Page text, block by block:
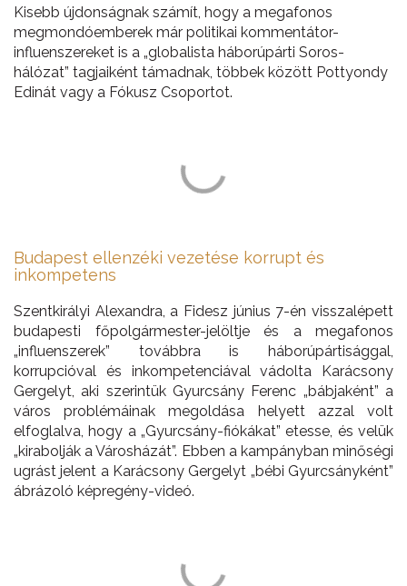
Kisebb újdonságnak számít, hogy a megafonos
megmondóemberek már politikai kommentátor-
influenszereket is a „globalista háborúpárti Soros-
hálózat” tagjaiként támadnak, többek között Pottyondy
Edinát vagy a Fókusz Csoportot.
Budapest ellenzéki vezetése korrupt és
inkompetens
Szentkirályi Alexandra, a Fidesz június 7-én visszalépett
budapesti főpolgármester-jelöltje és a megafonos
„influenszerek” továbbra is háborúpártisággal,
korrupcióval és inkompetenciával vádolta Karácsony
Gergelyt, aki szerintük Gyurcsány Ferenc „bábjaként” a
város problémáinak megoldása helyett azzal volt
elfoglalva, hogy a „Gyurcsány-fiókákat” etesse, és velük
„kirabolják a Városházát”. Ebben a kampányban minőségi
ugrást jelent a Karácsony Gergelyt „bébi Gyurcsányként”
ábrázoló képregény-videó.